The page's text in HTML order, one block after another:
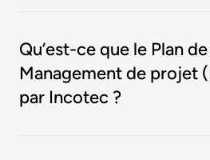
Qu’est-ce que le Plan de
Management de projet
par Incotec ?